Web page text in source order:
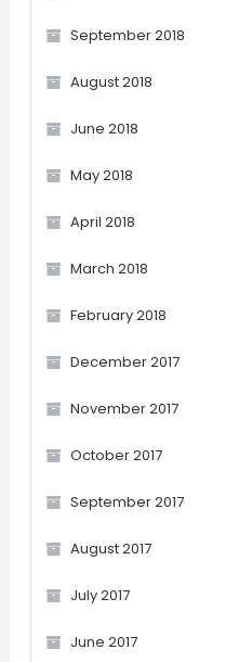
September 2018
August 2018
June 2018
May 2018
April 2018
March 2018
February 2018
December 2017
November 2017
October 2017
September 2017
August 2017
July 2017
June 2017